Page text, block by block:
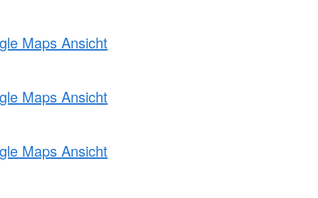
Maps Ansicht
Maps Ansicht
Maps Ansicht